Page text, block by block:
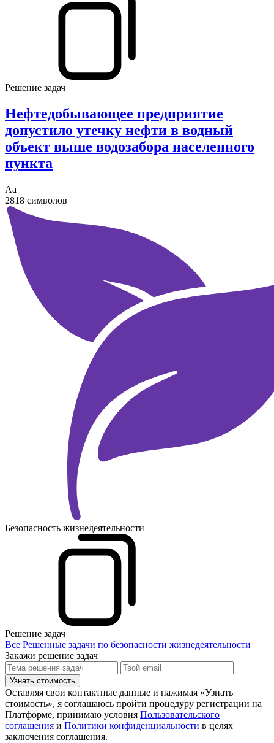
Решение задач
Нефтедобывающее предприятие
допустило утечку нефти в водный
объект выше водозабора населенного
пункта
Аа
2818 символов
Безопасность жизнедеятельности
Решение задач
Все Решенные задачи по безопасности жизнедеятельности
Закажи решение задач
Узнать стоимость
Оставляя свои контактные данные и нажимая «Узнать
стоимость», я соглашаюсь пройти процедуру регистрации на
Платформе, принимаю условия Пользовательского
соглашения и Политики конфиденциальности в целях
заключения соглашения.